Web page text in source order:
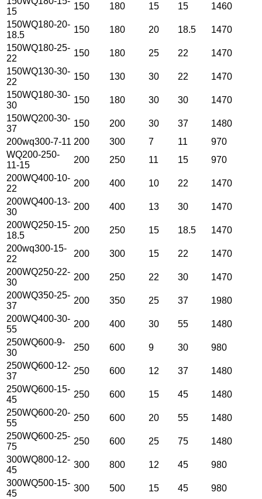
15
150 180 15 15
1460
150WQ180-20-
18.5
150 180 20 18.5
1470
150WQ180-25-
22
150 180 25 22
1470
150WQ130-30-
22
150 130 30 22
1470
150WQ180-30-
30
150 180 30 30
1470
150WQ200-30-
37
150 200 30 37
1480
200wq300-7-11 200 300 7 11
970
WQ200-250-
11-15
200 250 11 15
970
200WQ400-10-
22
200 400 10 22
1470
200WQ400-13-
30
200 400 13 30
1470
200WQ250-15-
18.5
200 250 15 18.5
1470
200wq300-15-
22
200 300 15 22
1470
200WQ250-22-
30
200 250 22 30
1470
200WQ350-25-
37
200 350 25 37
1980
200WQ400-30-
55
200 400 30 55
1480
250WQ600-9-
30
250 600 9 30
980
250WQ600-12-
37
250 600 12 37
1480
250WQ600-15-
45
250 600 15 45
1480
250WQ600-20-
55
250 600 20 55
1480
250WQ600-25-
75
250 600 25 75
1480
300WQ800-12-
45
300 800 12 45
980
300WQ500-15-
45
300 500 15 45
980